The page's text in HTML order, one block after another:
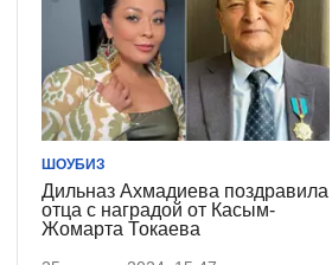
ШОУБИЗ
Дильназ Ахмадиева поздравила
отца с наградой от Касым-
Жомарта Токаева